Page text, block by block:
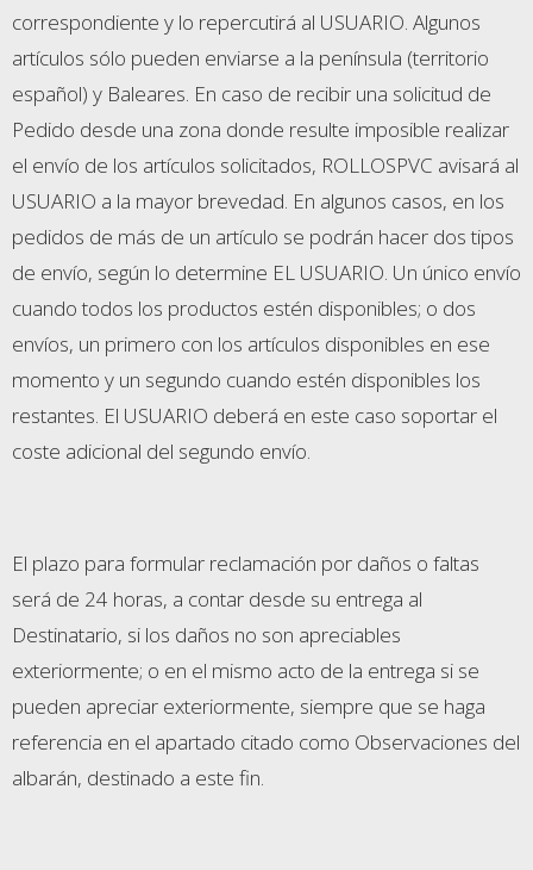
correspondiente y lo repercutirá al USUARIO. Algunos
artículos sólo pueden enviarse a la península (territorio
español) y Baleares. En caso de recibir una solicitud de
Pedido desde una zona donde resulte imposible realizar
el envío de los artículos solicitados, ROLLOSPVC avisará al
USUARIO a la mayor brevedad. En algunos casos, en los
pedidos de más de un artículo se podrán hacer dos tipos
de envío, según lo determine EL USUARIO. Un único envío
cuando todos los productos estén disponibles; o dos
envíos, un primero con los artículos disponibles en ese
momento y un segundo cuando estén disponibles los
restantes. El USUARIO deberá en este caso soportar el
coste adicional del segundo envío.
El plazo para formular reclamación por daños o faltas
será de 24 horas, a contar desde su entrega al
Destinatario, si los daños no son apreciables
exteriormente; o en el mismo acto de la entrega si se
pueden apreciar exteriormente, siempre que se haga
referencia en el apartado citado como Observaciones del
albarán, destinado a este fin.